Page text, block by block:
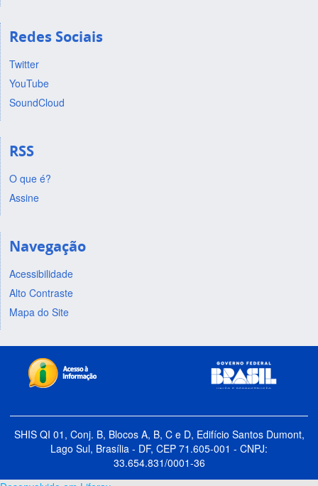
Redes Sociais
Twitter
YouTube
SoundCloud
RSS
O que é?
Assine
Navegação
Acessibilidade
Alto Contraste
Mapa do Site
SHIS QI 01, Conj. B, Blocos A, B, C e D, Edifício Santos Dumont,
Lago Sul, Brasília - DF, CEP 71.605-001 - CNPJ:
33.654.831/0001-36